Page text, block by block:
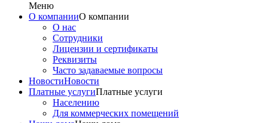
Меню
О компанииО компании
О нас
Сотрудники
Лицензии и сертификаты
Реквизиты
Часто задаваемые вопросы
НовостиНовости
Платные услугиПлатные услуги
Населению
Для коммерческих помещений